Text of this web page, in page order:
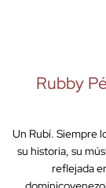
Rubby
Un Rubí. Siempre
su historia, su
reflejada